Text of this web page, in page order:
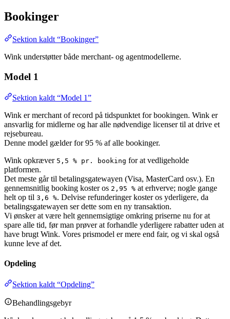
Bookinger
Sektion kaldt “Bookinger”
Wink understøtter både merchant- og agentmodellerne.
Model 1
Sektion kaldt “Model 1”
Wink er merchant of record på tidspunktet for bookingen. Wink er
ansvarlig for midlerne og har alle nødvendige licenser til at drive et
rejsebureau.
Denne model gælder for 95 % af alle bookinger.
Wink opkræver 5,5 % pr. booking for at vedligeholde
platformen.
Det meste går til betalingsgatewayen (Visa, MasterCard osv.). En
gennemsnitlig booking koster os 2,95 % at erhverve; nogle gange
helt op til 3,6 %. Delvise refunderinger koster os yderligere, da
betalingsgatewayen ser dette som en ny transaktion.
Vi ønsker at være helt gennemsigtige omkring priserne nu for at
spare alle tid, før man prøver at forhandle yderligere rabatter uden at
have brugt Wink. Vores prismodel er mere end fair, og vi skal også
kunne leve af det.
Opdeling
Sektion kaldt “Opdeling”
Behandlingsgebyr